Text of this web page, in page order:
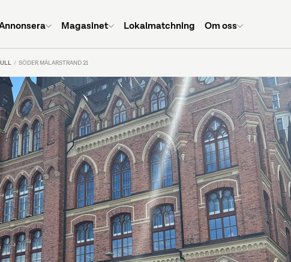
Magasinet Lokalmatchning Om oss
SÖDER MÄLARSTRAND 21